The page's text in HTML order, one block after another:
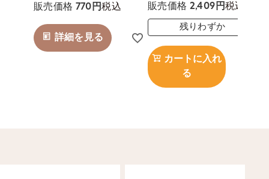
販売価格 770 税込
詳細を見る
販売価格 2,409 税込
残りわずか
カートに入れ
る